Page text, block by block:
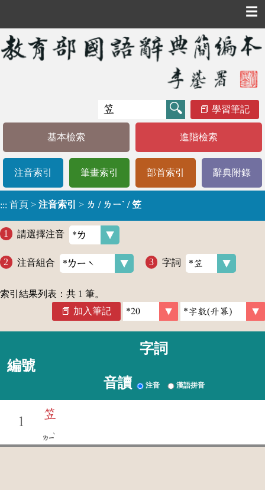
☰
學習筆記
基本檢索 進階檢索
注音索引 筆畫索引 部首索引 辭典附錄
::: 首頁 > 注音索引 > ㄌ / ㄌㄧˋ / 笠
請選擇注音
注音組合 字詞
索引結果列表：共 1 筆。
加入筆記
編號
字詞
音讀 注音 漢語拼音
1
笠
ㄌㄧ
ˋ